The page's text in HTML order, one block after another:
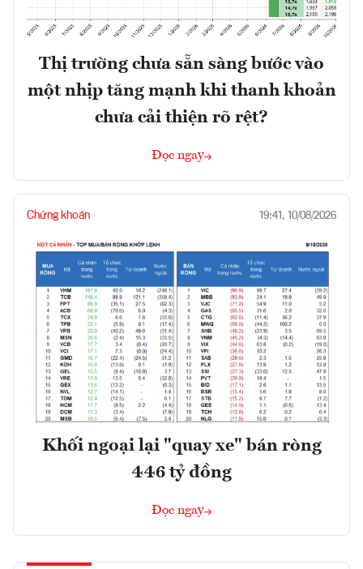
Thị trường chưa sẵn sàng bước vào
một nhịp tăng mạnh khi thanh khoản
chưa cải thiện rõ rệt?
Đọc ngay
Chứng khoán 19:41, 10/08/2026
Khối ngoại lại "quay xe" bán ròng
446 tỷ đồng
Đọc ngay